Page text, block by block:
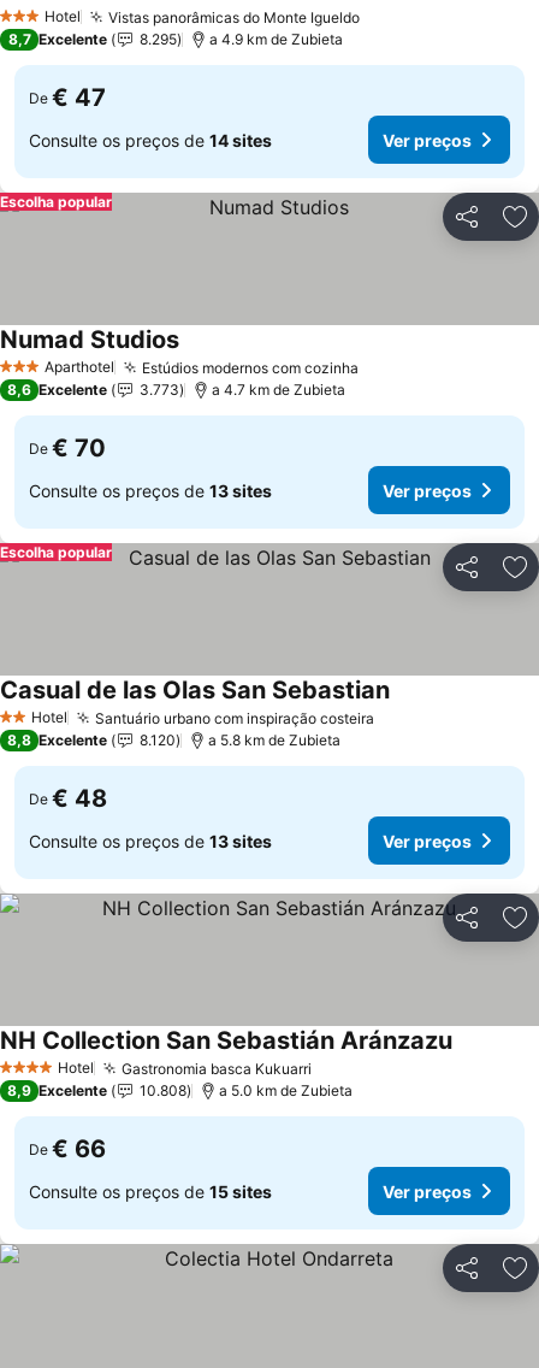
3 EstrelasHotel Vistas panorâmicas do Monte Igueldo
8,7 Excelente 8.295 a 4.9 km de Zubieta
De € 47
Consulte os preços de 14 sites Ver preços
Partilhar
Escolha popular
3 EstrelasAparthotel Estúdios modernos com cozinha
Numad Studios
8,6 Excelente 3.773 a 4.7 km de Zubieta
De € 70
Consulte os preços de 13 sites Ver preços
Partilhar
Escolha popular
2 Estrelas
Hotel Santuário urbano com inspiração costeira
Casual de las Olas San Sebastian
8,8 Excelente 8.120 a 5.8 km de Zubieta
De € 48
Consulte os preços de 13 sites Ver preços
Partilhar
4 EstrelasHotel Gastronomia basca Kukuarri
NH Collection San Sebastián Aránzazu
8,9 Excelente 10.808 a 5.0 km de Zubieta
De € 66
Consulte os preços de 15 sites Ver preços
Partilhar